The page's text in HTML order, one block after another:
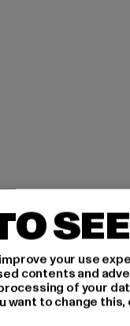
your use
contents and
of your
to change